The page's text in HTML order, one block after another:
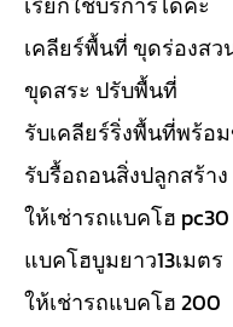
เคลียร์พื้นที่ ขุดร่องสว
ขุดสระ ปรับพื้นที่
รับเคลียร์ริ่งพื้นที่พร้อ
รับรื้อถอนสิ่งปลูกสร้าง
ให้เช่ารถแบคโฮ pc30
แบคโฮบูมยาว13เมตร
ให้เช่ารถแบคโฮ 200